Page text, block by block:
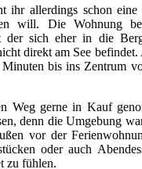
ihr allerdings schon eine
will. Die Wohnung
der sich eher in die
direkt am See
bis ins Zentrum
Weg gerne in Kauf
denn die Umgebung
vor der
oder auch
zu fühlen.